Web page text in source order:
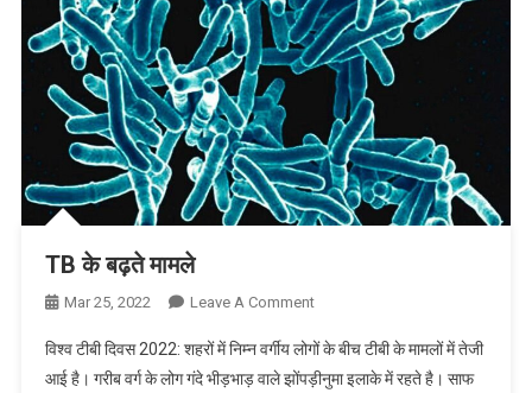
TB के बढ़ते मामले
Mar 25, 2022 Leave A CommentOn
के
बढ़ते
विश्व टीबी दिवस 2022: शहरों में निम्न वर्गीय लोगों के बीच टीबी के मामलों में तेजी
आई है। गरीब वर्ग के लोग गंदे भीड़भाड़ वाले झोंपड़ीनुमा इलाके में रहते है। साफ